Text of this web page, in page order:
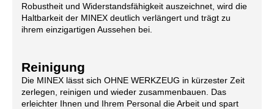
Robustheit und Widerstandsfähigkeit auszeichnet, wird die
Haltbarkeit der MINEX deutlich verlängert und trägt zu
ihrem einzigartigen Aussehen bei.
Reinigung
Die MINEX lässt sich OHNE WERKZEUG in kürzester Zeit
zerlegen, reinigen und wieder zusammenbauen. Das
erleichter Ihnen und Ihrem Personal die Arbeit und spart